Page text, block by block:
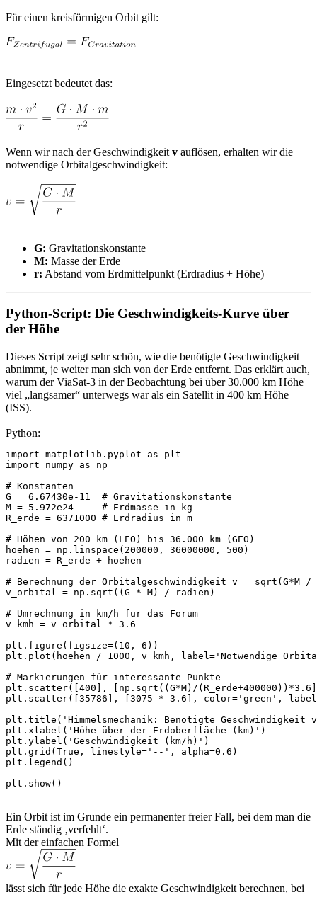
Für einen kreisförmigen Orbit gilt:
Eingesetzt bedeutet das:
Wenn wir nach der Geschwindigkeitv auflösen, erhalten wir die
notwendige Orbitalgeschwindigkeit:
G: Gravitationskonstante
M: Masse der Erde
r: Abstand vom Erdmittelpunkt (Erdradius + Höhe)
Python-Script: Die Geschwindigkeits-Kurve über
der Höhe
Dieses Script zeigt sehr schön, wie die benötigte Geschwindigkeit
abnimmt, je weiter man sich von der Erde entfernt. Das erklärt auch,
warum der ViaSat-3 in der Beobachtung bei über 30.000 km Höhe
viel „langsamer“ unterwegs war als ein Satellit in 400 km Höhe
(ISS).
Python:
import matplotlib.pyplot as plt
import numpy as np
# Konstanten
G = 6.67430e-11  # Gravitationskonstante
M = 5.972e24     # Erdmasse in kg
R_erde = 6371000 # Erdradius in m
# Höhen von 200 km (LEO) bis 36.000 km (GEO)
hoehen = np.linspace(200000, 36000000, 500)
radien = R_erde + hoehen
# Berechnung der Orbitalgeschwindigkeit v = sqrt(G*M
v_orbital = np.sqrt((G * M) / radien)
# Umrechnung in km/h für das Forum
v_kmh = v_orbital * 3.6
plt.figure(figsize=(10, 6))
plt.plot(hoehen / 1000, v_kmh, label='Notwendige
# Markierungen für interessante Punkte
plt.scatter([400], [np.sqrt((G*M)/
plt.scatter([35786], [3075 * 3.6], color='green',
plt.title('Himmelsmechanik: Benötigte Geschwindigkeit
plt.xlabel('Höhe über der Erdoberfläche (km)')
plt.ylabel('Geschwindigkeit (km/h)')
plt.grid(True, linestyle='--', alpha=0.6)
plt.legend()
plt.show()
Ein Orbit ist im Grunde ein permanenter freier Fall, bei dem man die
Erde ständig ‚verfehlt‘.
Mit der einfachen Formel
lässt sich für jede Höhe die exakte Geschwindigkeit berechnen, bei